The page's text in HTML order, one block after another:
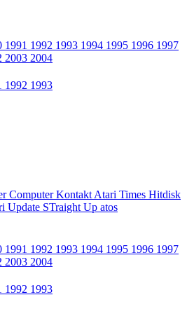
1991 1992 1993 1994 1995 1996 1997
2003 2004
1992 1993
Computer Kontakt Atari Times Hitdisk
Update STraight Up atos
1991 1992 1993 1994 1995 1996 1997
2003 2004
1992 1993